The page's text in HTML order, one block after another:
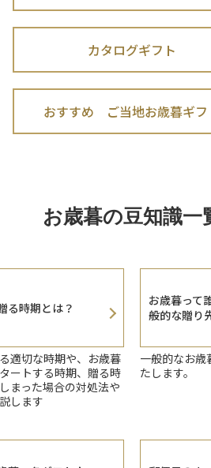
カタログギフト
おすすめ ご当地お歳暮ギフ
お歳暮の豆知識一
る時期とは？
適切な時期や、お歳暮
ートする時期、贈る時
まった場合の対処法や
します
お歳暮って
般的な贈り
一般的なお歳
たします。